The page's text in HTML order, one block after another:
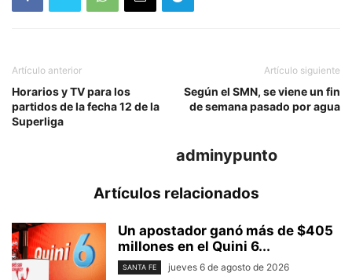
Artículo anterior
Horarios y TV para los
partidos de la fecha 12 de la
Superliga
Artículo siguiente
Según el SMN, se viene un fin
de semana pasado por agua
adminypunto
Artículos relacionados
Un apostador ganó más de $405
millones en el Quini 6...
SANTA FE jueves 6 de agosto de 2026